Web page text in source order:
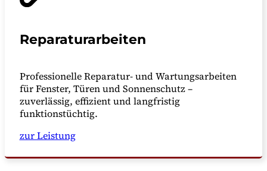
Reparaturarbeiten
Professionelle Reparatur- und Wartungsarbeiten
für Fenster, Türen und Sonnenschutz –
zuverlässig, effizient und langfristig
funktionstüchtig.
zur Leistung